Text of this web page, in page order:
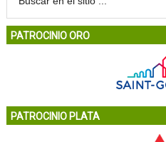
PATROCINIO ORO
PATROCINIO PLATA